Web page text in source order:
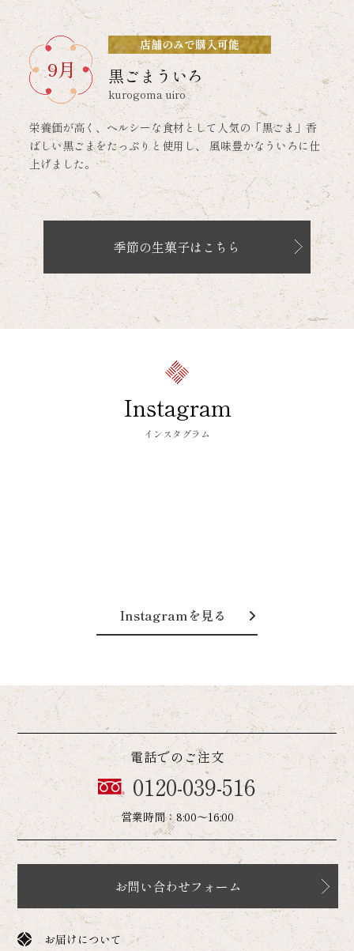
9月
店舗のみで購入可能
黒ごまういろ
kurogoma uiro
栄養価が高く、ヘルシーな食材として人気の「黒ごま」香
ばしい黒ごまをたっぷりと使用し、 風味豊かなういろに仕
上げました。
季節の生菓子はこちら
Instagram
インスタグラム
Instagramを見る
電話でのご注文
0120-039-516
営業時間：8:00～16:00
お問い合わせフォーム
お届けについて